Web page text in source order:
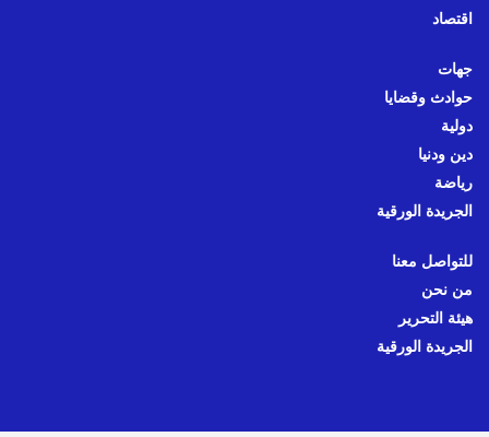
اقتصاد
جهات
حوادث وقضايا
دولية
دين ودنيا
رياضة
الجريدة الورقية
للتواصل معنا
من نحن
هيئة التحرير
الجريدة الورقية